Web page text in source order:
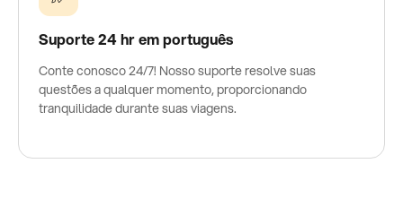
Suporte 24 hr em português
Conte conosco 24/7! Nosso suporte resolve suas
questões a qualquer momento, proporcionando
tranquilidade durante suas viagens.